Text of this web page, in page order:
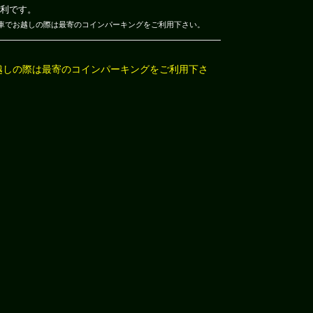
です。
お越しの際は最寄のコインパーキングをご利用下さい。
の際は最寄のコインパーキングをご利用下さ